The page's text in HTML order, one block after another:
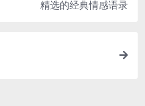
精选的经典情感语录